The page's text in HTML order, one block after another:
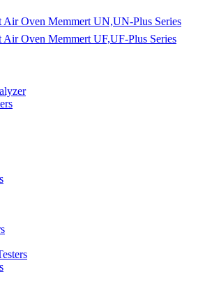
Oven Memmert UN,UN-Plus Series
Oven Memmert UF,UF-Plus Series